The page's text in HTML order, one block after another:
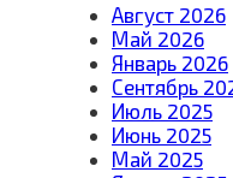
Август 2026
Май 2026
Январь 2026
Сентябрь
Июль 2025
Июнь 2025
Май 2025